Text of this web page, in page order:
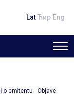
Lat Ћир Eng
o emitentu Objave